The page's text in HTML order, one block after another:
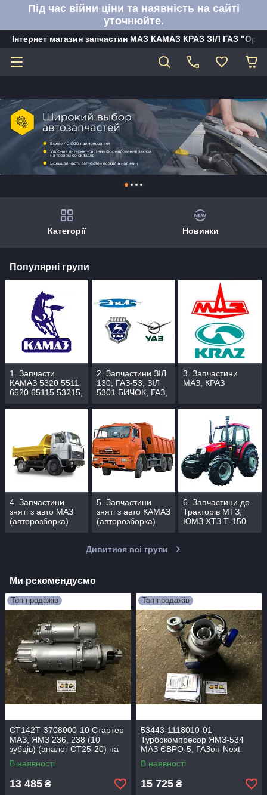
Під час війни ціни та наявність на сайті
уточнюйте.
Інтернет магазин запчастин МАЗ КАМАЗ КРАЗ ЗІЛ ГАЗ
Категорії Новинки
Популярні групи
1. Запчасти
КАМАЗ 5320 5511
6520 65115 53215,
2. Запчастини ЗІЛ
130, ГАЗ-53, ЗІЛ
5301 БИЧОК, ГАЗ,
3. Запчастини
МАЗ, КРАЗ
4. Запчастини
зняті з авто МАЗ
(авторозборка)
5. Запчастини
зняті з авто КАМАЗ
(авторозборка)
6. Запчастини до
Тракторів МТЗ,
ЮМЗ ХТЗ Т-150
Дивитися всі групи
Ми рекомендуємо
Топ продажів
СТ142Т-3708000-10 Стартер
МАЗ, ЯМЗ 236, 238 (10
зубців) (аналог СТ25-20) на
двигуни випуску після
06.2003 г.
В наявності
13 485 ₴
Топ продажів
53443-1118010-01
Турбокомпресор ЯМЗ-534
МАЗ ЄВРО-5, ГАЗон-Next
(Suotepower) ТКР-50.09.16-
02
В наявності
15 725 ₴